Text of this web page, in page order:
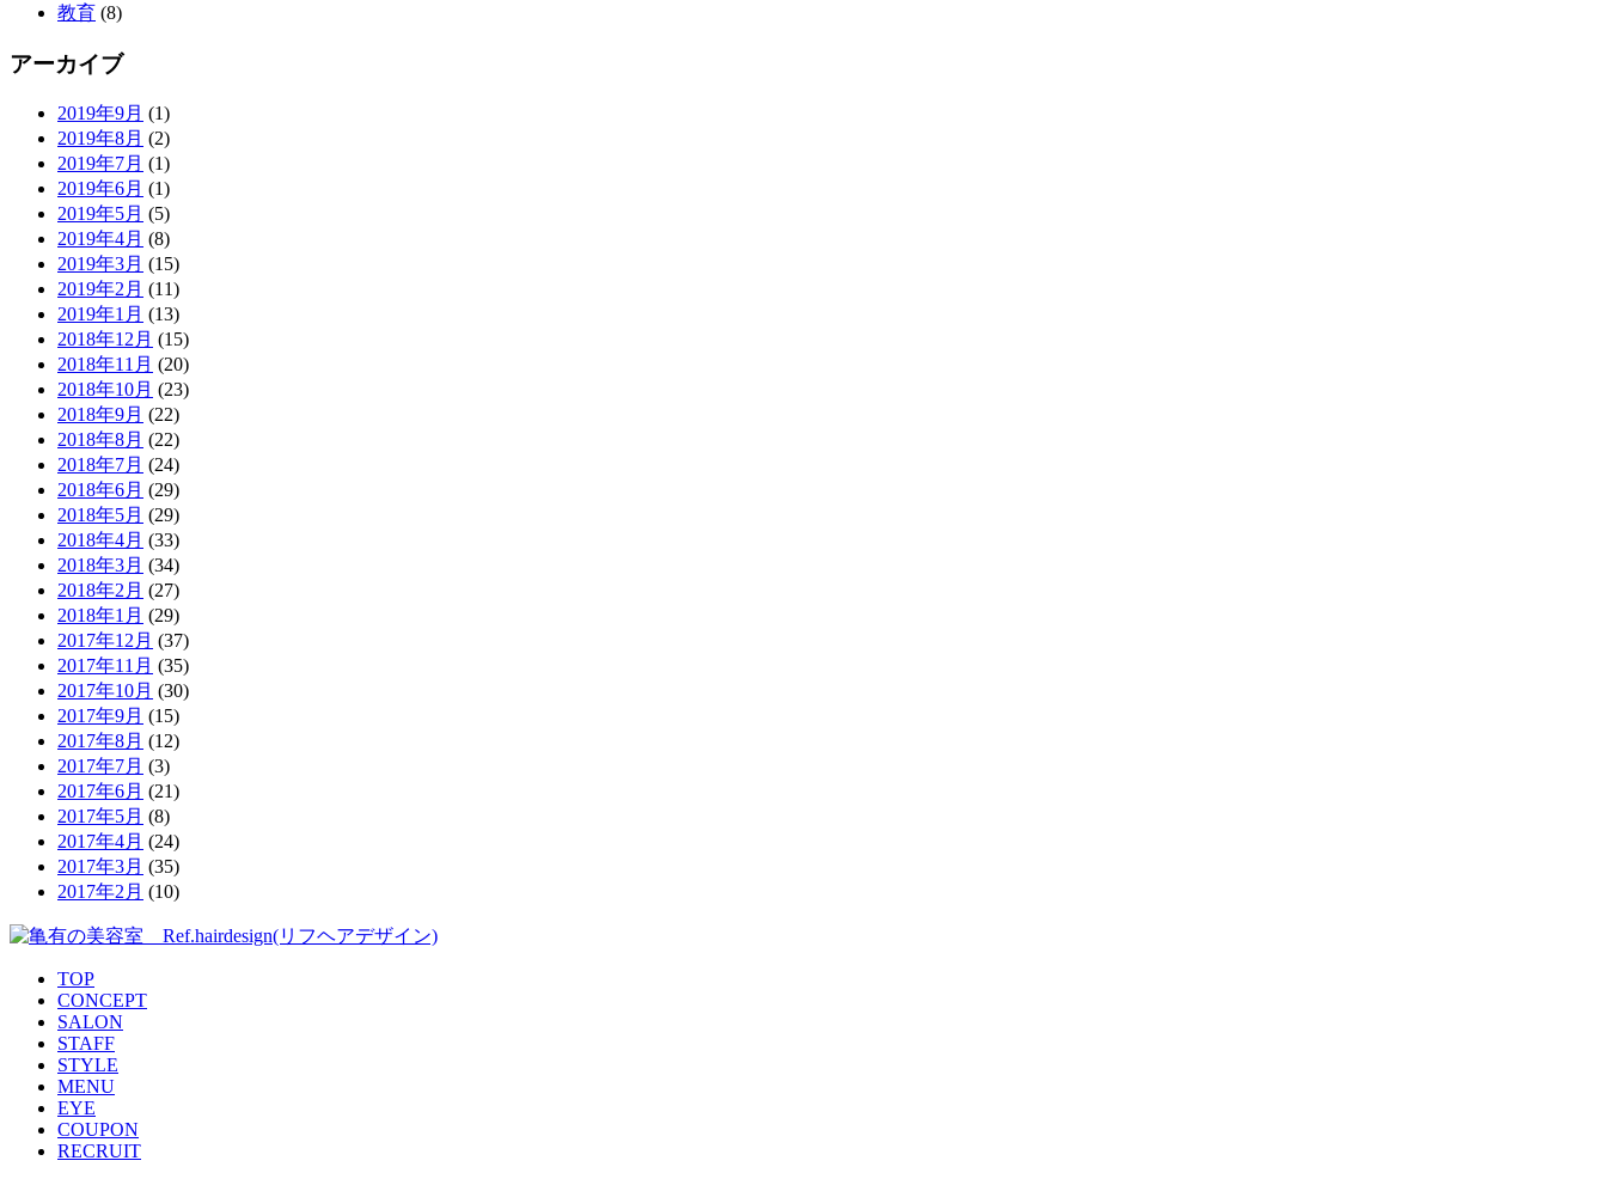
教育 (8)
アーカイブ
2019年9月 (1)
2019年8月 (2)
2019年7月 (1)
2019年6月 (1)
2019年5月 (5)
2019年4月 (8)
2019年3月 (15)
2019年2月 (11)
2019年1月 (13)
2018年12月 (15)
2018年11月 (20)
2018年10月 (23)
2018年9月 (22)
2018年8月 (22)
2018年7月 (24)
2018年6月 (29)
2018年5月 (29)
2018年4月 (33)
2018年3月 (34)
2018年2月 (27)
2018年1月 (29)
2017年12月 (37)
2017年11月 (35)
2017年10月 (30)
2017年9月 (15)
2017年8月 (12)
2017年7月 (3)
2017年6月 (21)
2017年5月 (8)
2017年4月 (24)
2017年3月 (35)
2017年2月 (10)
TOP
CONCEPT
SALON
STAFF
STYLE
MENU
EYE
COUPON
RECRUIT